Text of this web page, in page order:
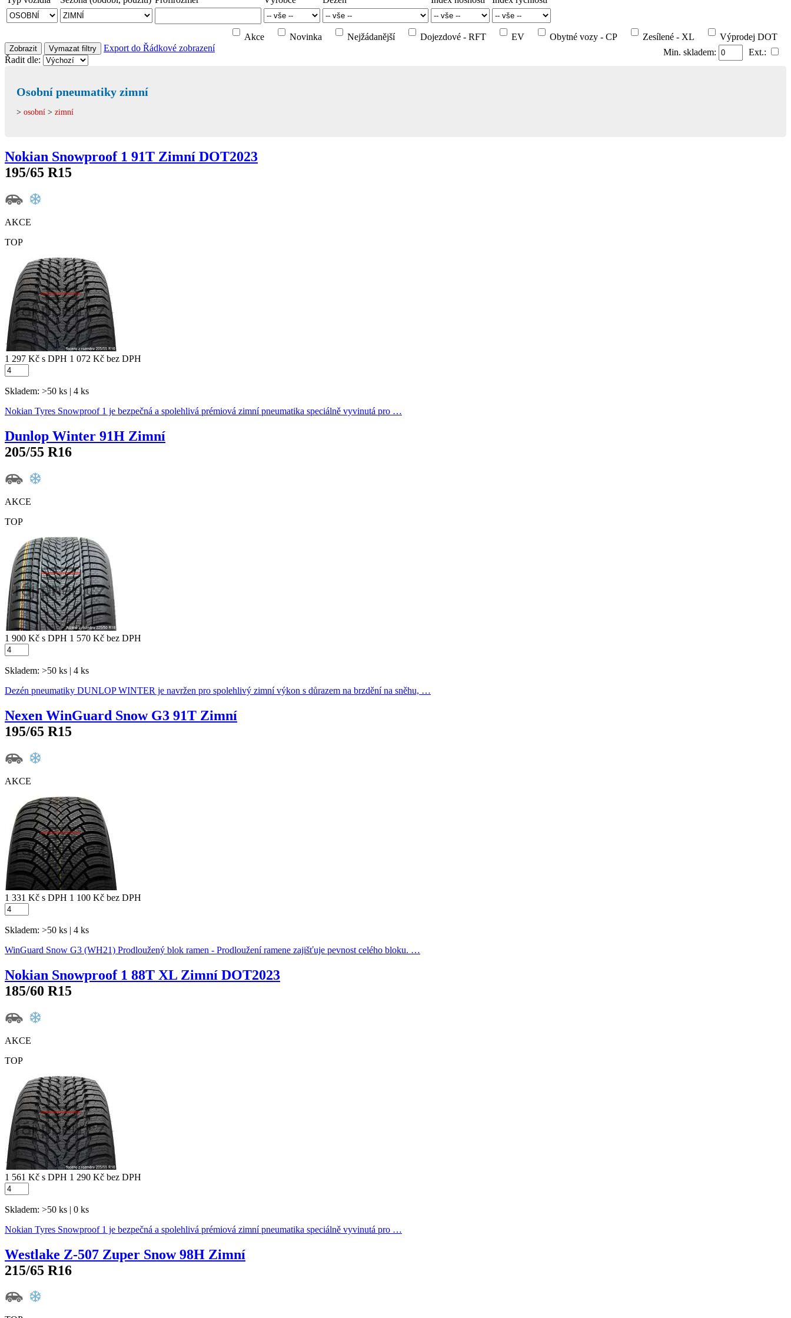
Akce Novinka Nejžádanější Dojezdové - RFT EV Obytné vozy - CP Zesílené - XL Výprodej DOT
Zobrazit Vymazat filtry Export do Ext.:
Min. skladem:
Řádkové zobrazení
Řadit dle:
Osobní pneumatiky zimní
> osobní > zimní
Nokian Snowproof 1 91T Zimní DOT2023
195/65 R15
AKCE
TOP
1 297 Kč s DPH 1 072 Kč bez DPH
Skladem: >50 ks | 4 ks
Nokian Tyres Snowproof 1 je bezpečná a spolehlivá prémiová zimní pneumatika speciálně vyvinutá pro …
Dunlop Winter 91H Zimní
205/55 R16
AKCE
TOP
1 900 Kč s DPH 1 570 Kč bez DPH
Skladem: >50 ks | 4 ks
Dezén pneumatiky DUNLOP WINTER je navržen pro spolehlivý zimní výkon s důrazem na brzdění na sněhu, …
Nexen WinGuard Snow G3 91T Zimní
195/65 R15
AKCE
1 331 Kč s DPH 1 100 Kč bez DPH
Skladem: >50 ks | 4 ks
WinGuard Snow G3 (WH21) Prodloužený blok ramen - Prodloužení ramene zajišťuje pevnost celého bloku. …
Nokian Snowproof 1 88T XL Zimní DOT2023
185/60 R15
AKCE
TOP
1 561 Kč s DPH 1 290 Kč bez DPH
Skladem: >50 ks | 0 ks
Nokian Tyres Snowproof 1 je bezpečná a spolehlivá prémiová zimní pneumatika speciálně vyvinutá pro …
Westlake Z-507 Zuper Snow 98H Zimní
215/65 R16